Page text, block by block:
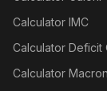
Calculator IMC
Calculator Deficit
Calculator